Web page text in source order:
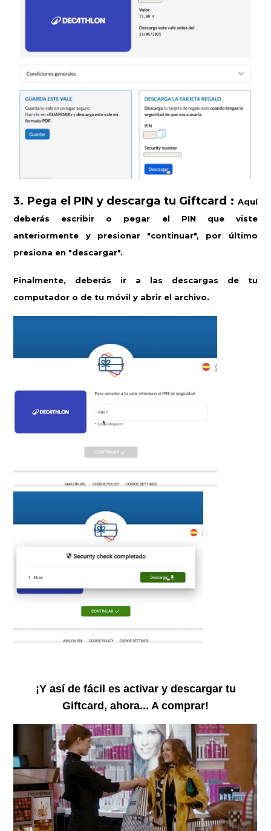
3. Pega el PIN y descarga tu Giftcard : Aquí
deberás escribir o pegar el PIN que viste
anteriormente y presionar "continuar", por último
presiona en "descargar".
Finalmente, deberás ir a las descargas de tu
computador o de tu móvil y abrir el archivo.
¡Y así de fácil es activar y descargar tu
Giftcard, ahora... A comprar!